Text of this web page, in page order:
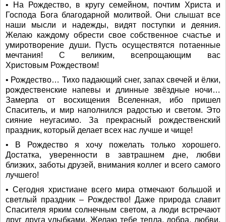
• На Рождество, в кругу семейном, почтим Христа и
Господа Бога благодарной молитвой. Они слышат все
наши мысли и надежды, видят поступки и деяния.
Желаю каждому обрести свое собственное счастье и
умиротворение души. Пусть осуществятся потаенные
мечтания! С великим, всепрощающим вас
Христовым Рождеством!
• Рождество… Тихо падающий снег, запах свечей и ёлки,
рождественские напевы и длинные звёздные ночи…
Замерла от восхищения Вселенная, ибо пришел
Спаситель, и мир наполнился радостью и светом. Это
сияние неугасимо. За прекрасный рождественский
праздник, который делает всех нас лучше и чище!
• В Рождество я хочу пожелать только хорошего.
Достатка, уверенности в завтрашнем дне, любви
близких, заботы друзей, внимания коллег и всего самого
лучшего!
• Сегодня христиане всего мира отмечают большой и
светлый праздник – Рождество! Даже природа славит
Спасителя ярким солнечным светом, а люди встречают
друг друга улыбками. Желаю тебе тепла, добра, любви,